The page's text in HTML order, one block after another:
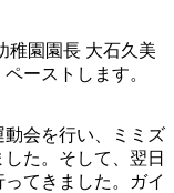
稚園園長 大石久美
ーストします。
動会を行い、ミミズ
た。そして、翌日
てきました。ガイ